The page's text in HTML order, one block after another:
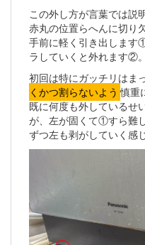
この外し方が言葉では説
赤丸の位置らへんに切り
手前に軽く引き出します
ラしていくと外れます②。
初回は特にガッチリはま
くかつ割らないよう 慎重
既に何度も外しているせ
が、左が固くて①すら難
ずつ左も剥がしていく感